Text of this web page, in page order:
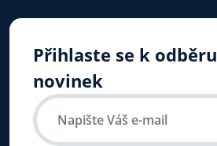
Přihlaste se k odběru
novinek